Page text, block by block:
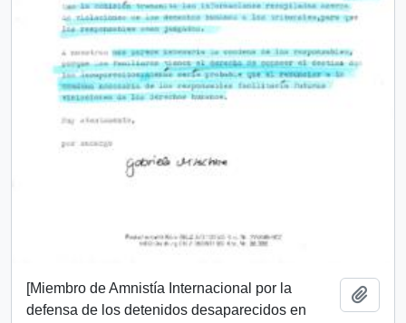
[Miembro de Amnistía Internacional por la
defensa de los detenidos desaparecidos en